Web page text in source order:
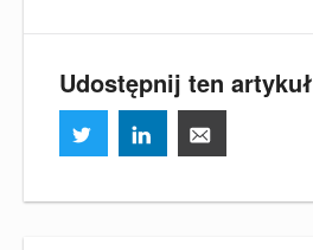
Udostępnij ten artykuł